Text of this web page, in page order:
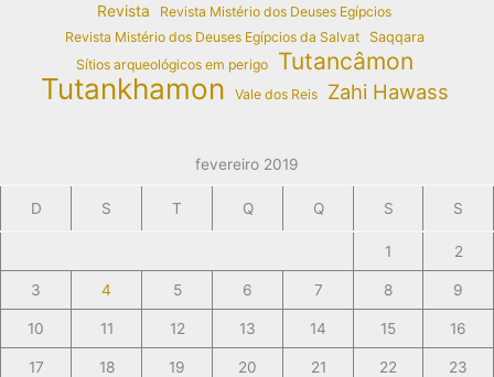
Revista
Revista Mistério dos Deuses Egípcios
Revista Mistério dos Deuses Egípcios da Salvat
Saqqara
Sítios arqueológicos em perigo
Tutancâmon
Tutankhamon Vale dos Reis Zahi Hawass
fevereiro 2019
D S T Q Q S S
1 2
3 4 5 6 7 8 9
10 11 12 13 14 15 16
17 18 19 20 21 22 23